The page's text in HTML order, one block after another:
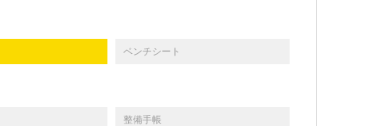
ベンチシート
整備手帳